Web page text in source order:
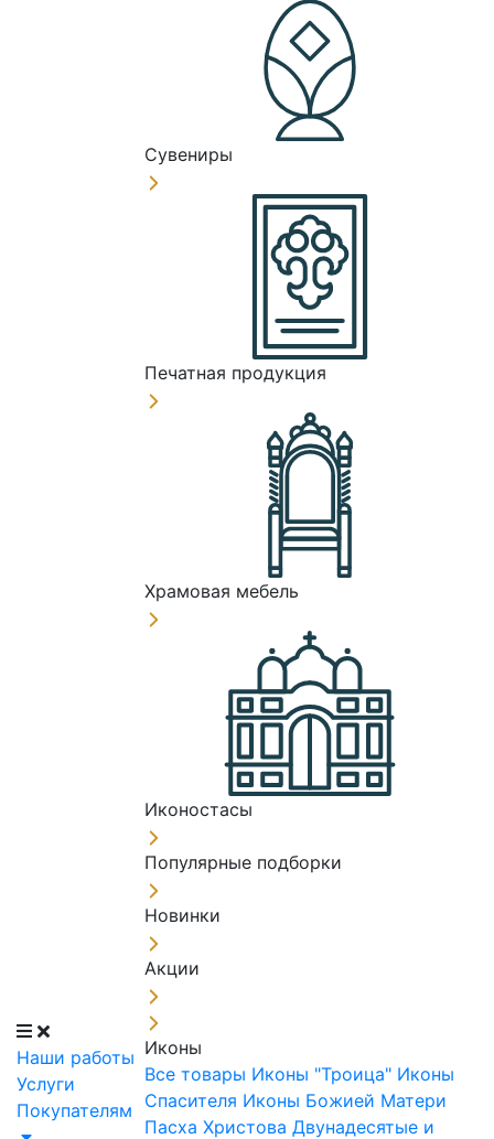
Наши работы
Услуги
Покупателям
Сувениры
Печатная продукция
Храмовая мебель
Иконостасы
Популярные подборки
Новинки
Акции
Иконы
Все товары Иконы "Троица" Иконы
Спасителя Иконы Божией Матери
Пасха Христова Двунадесятые и